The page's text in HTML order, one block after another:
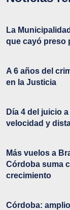
La
que cayó preso
A 6 años del
en la Justicia
Día 4 del juicio
velocidad y
Más vuelos a
Córdoba suma
crecimiento
Córdoba: